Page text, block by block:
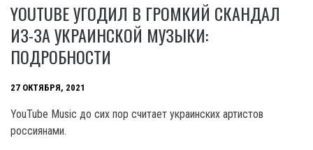
YOUTUBE УГОДИЛ В ГРОМКИЙ СКАНДАЛ
ИЗ-ЗА УКРАИНСКОЙ МУЗЫКИ:
ПОДРОБНОСТИ
27 ОКТЯБРЯ, 2021
YouTube Music до сих пор считает украинских артистов
россиянами.